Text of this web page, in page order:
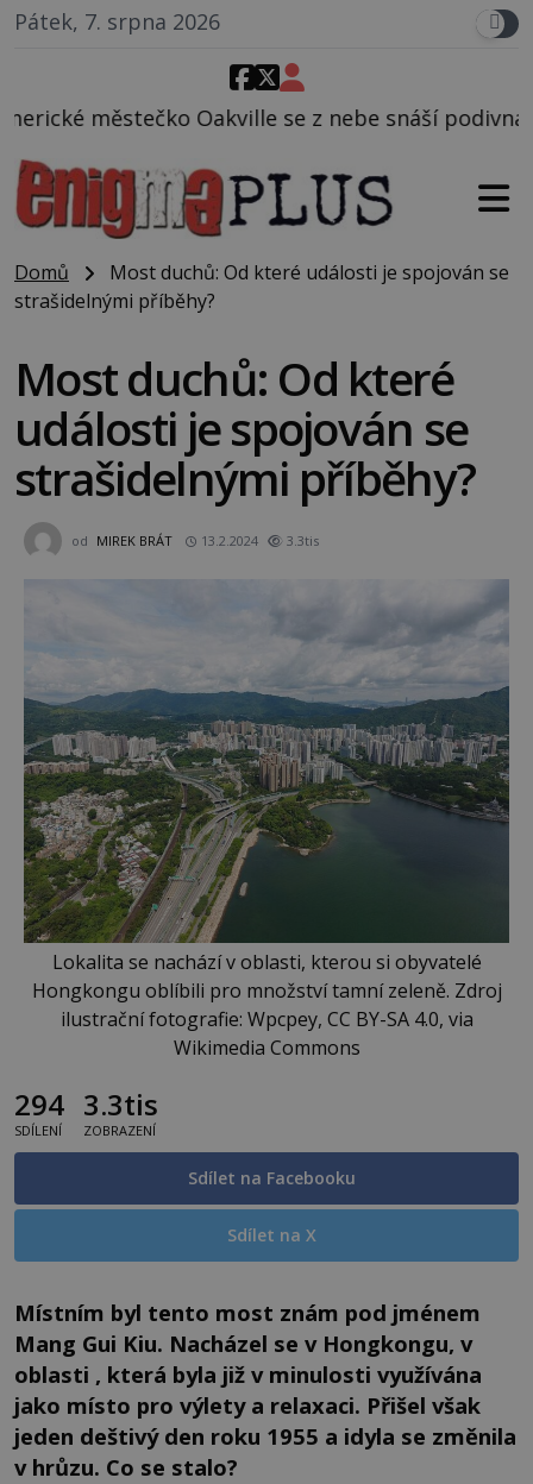
Pátek, 7. srpna 2026
se z nebe snáší podivná rosolovitá látka
Domů
Most duchů: Od které události je spojován se
strašidelnými příběhy?
Most duchů: Od které
události je spojován se
strašidelnými příběhy?
od MIREK BRÁT 13.2.2024 3.3tis
Lokalita se nachází v oblasti, kterou si obyvatelé
Hongkongu oblíbili pro množství tamní zeleně. Zdroj
ilustrační fotografie: Wpcpey, CC BY-SA 4.0, via
Wikimedia Commons
294
SDÍLENÍ
3.3tis
ZOBRAZENÍ
Sdílet na Facebooku
Sdílet na X
Místním byl tento most znám pod jménem
Mang Gui Kiu. Nacházel se v Hongkongu, v
oblasti , která byla již v minulosti využívána
jako místo pro výlety a relaxaci. Přišel však
jeden deštivý den roku 1955 a idyla se změnila
v hrůzu. Co se stalo?